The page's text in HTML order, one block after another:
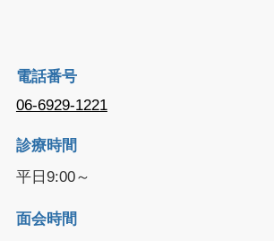
電話番号
06-6929-1221
診療時間
平日9:00～
面会時間